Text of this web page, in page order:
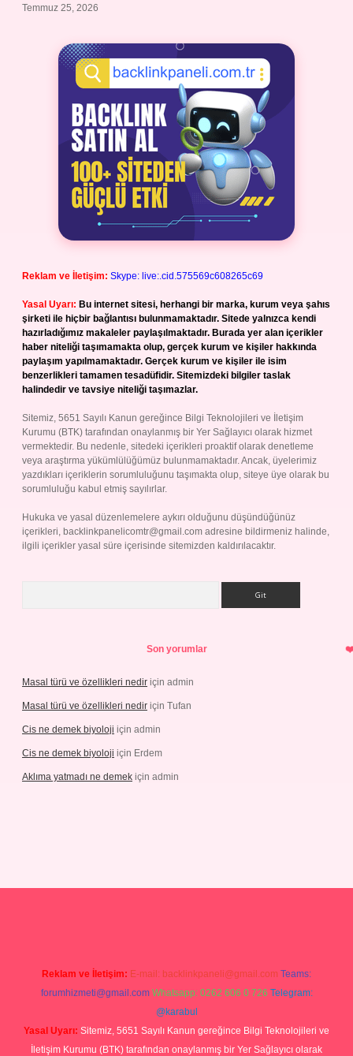
Temmuz 25, 2026
Reklam ve İletişim: Skype: live:.cid.575569c608265c69
Yasal Uyarı: Bu internet sitesi, herhangi bir marka, kurum veya şahıs
şirketi ile hiçbir bağlantısı bulunmamaktadır. Sitede yalnızca kendi
hazırladığımız makaleler paylaşılmaktadır. Burada yer alan içerikler
haber niteliği taşımamakta olup, gerçek kurum ve kişiler hakkında
paylaşım yapılmamaktadır. Gerçek kurum ve kişiler ile isim
benzerlikleri tamamen tesadüfidir. Sitemizdeki bilgiler taslak
halindedir ve tavsiye niteliği taşımazlar.
Sitemiz, 5651 Sayılı Kanun gereğince Bilgi Teknolojileri ve İletişim
Kurumu (BTK) tarafından onaylanmış bir Yer Sağlayıcı olarak hizmet
vermektedir. Bu nedenle, sitedeki içerikleri proaktif olarak denetleme
veya araştırma yükümlülüğümüz bulunmamaktadır. Ancak, üyelerimiz
yazdıkları içeriklerin sorumluluğunu taşımakta olup, siteye üye olarak bu
sorumluluğu kabul etmiş sayılırlar.
Hukuka ve yasal düzenlemelere aykırı olduğunu düşündüğünüz
içerikleri, backlinkpanelicomtr@gmail.com adresine bildirmeniz halinde,
ilgili içerikler yasal süre içerisinde sitemizden kaldırılacaktır.
Son yorumlar
Masal türü ve özellikleri nedir için admin
Masal türü ve özellikleri nedir için Tufan
Cis ne demek biyoloji için admin
Cis ne demek biyoloji için Erdem
Aklıma yatmadı ne demek için admin
Reklam ve İletişim: E-mail: backlinkpaneli@gmail.com Teams:
forumhizmeti@gmail.com Whatsapp: 0262 606 0 726 Telegram:
@karabul
Yasal Uyarı: Sitemiz, 5651 Sayılı Kanun gereğince Bilgi Teknolojileri ve
İletişim Kurumu (BTK) tarafından onaylanmış bir Yer Sağlayıcı olarak